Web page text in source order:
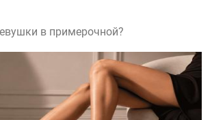
в примерочной?